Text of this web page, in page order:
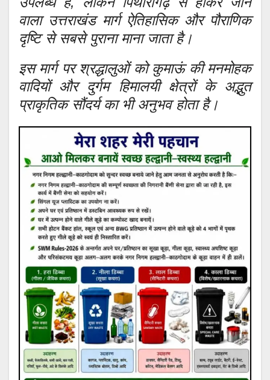
वाला उत्तराखंड मार्ग ऐतिहासिक और पौराणिक
दृष्टि से सबसे पुराना माना जाता है।
इस मार्ग पर श्रद्धालुओं को कुमाऊं की मनमोहक
वादियों और दुर्गम हिमालयी क्षेत्रों के अद्भुत
प्राकृतिक सौंदर्य का भी अनुभव होता है।